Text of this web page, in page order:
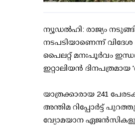
ന്യൂഡൽഹി: രാജ്യം
നടപടിയാണെന്ന് വിദേശ
പൈലറ്റ് മനഃപൂർവം
ഇറ്റാലിയൻ
യാത്രക്കാരായ 241
അന്തിമ റിപ്പോർട്ട്
വ്യോമയാന